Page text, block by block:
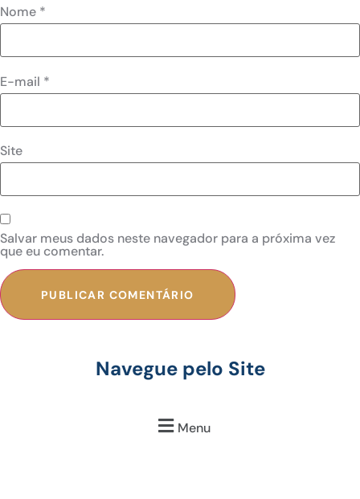
Nome *
E-mail *
Site
Salvar meus dados neste navegador para a próxima vez
que eu comentar.
Navegue pelo Site
Menu